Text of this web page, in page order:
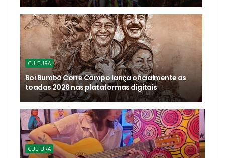
CULTURA
Boi Bumbá Corre Campo lança oficialmente as
toadas 2026 nas plataformas digitais
CULTURA